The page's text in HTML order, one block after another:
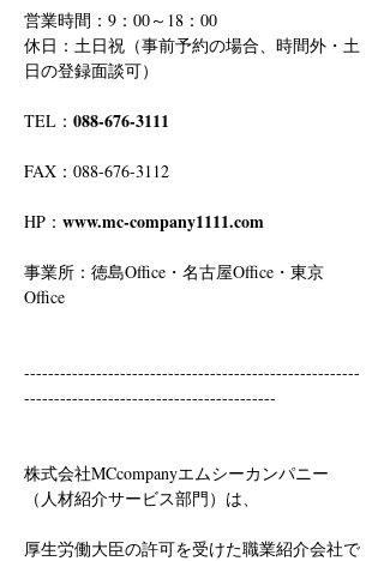
営業時間：9：00～18：00
休日：土日祝（事前予約の場合、時間外・土
日の登録面談可）
TEL： 088-676-3111
FAX：088-676-3112
HP： www.mc-company1111.com
事業所：徳島Office・名古屋Office・東京
Office
--------------------------------------------------------
------------------------------------------
株式会社MCcompanyエムシーカンパニー
（人材紹介サービス部門）は、
厚生労働大臣の許可を受けた職業紹介会社で